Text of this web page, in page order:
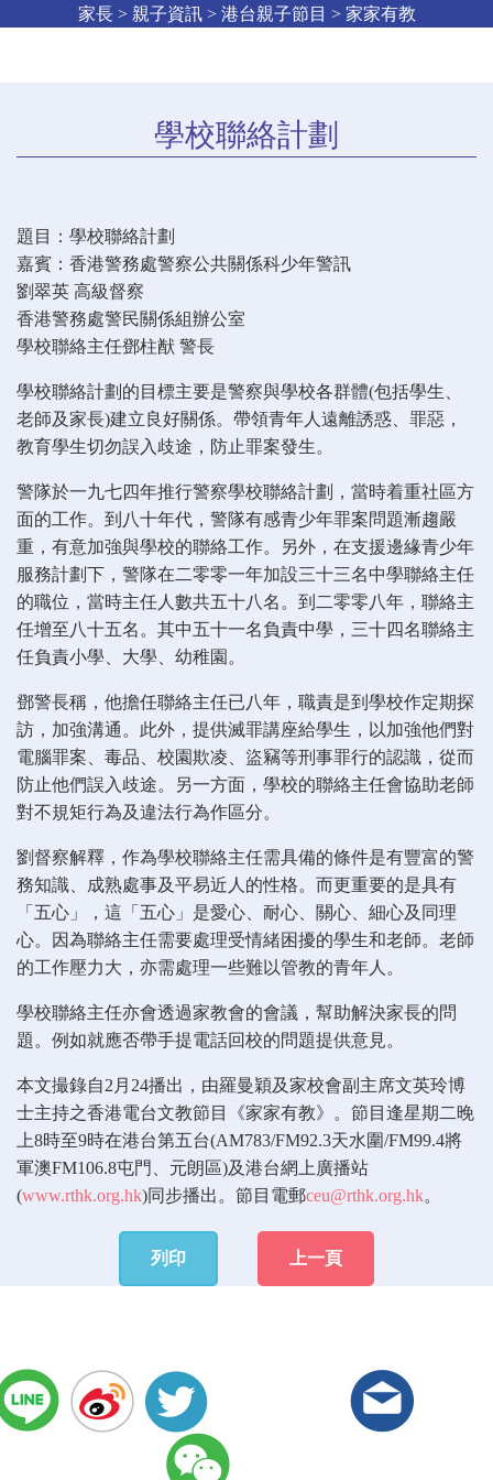
家長 > 親子資訊 > 港台親子節目 > 家家有教
學校聯絡計劃
題目：學校聯絡計劃
嘉賓：香港警務處警察公共關係科少年警訊
劉翠英 高級督察
香港警務處警民關係組辦公室
學校聯絡主任鄧柱猷 警長
學校聯絡計劃的目標主要是警察與學校各群體(包括學生、
老師及家長)建立良好關係。帶領青年人遠離誘惑、罪惡，
教育學生切勿誤入歧途，防止罪案發生。
警隊於一九七四年推行警察學校聯絡計劃，當時着重社區方
面的工作。到八十年代，警隊有感青少年罪案問題漸趨嚴
重，有意加強與學校的聯絡工作。另外，在支援邊緣青少年
服務計劃下，警隊在二零零一年加設三十三名中學聯絡主任
的職位，當時主任人數共五十八名。到二零零八年，聯絡主
任增至八十五名。其中五十一名負責中學，三十四名聯絡主
任負責小學、大學、幼稚園。
鄧警長稱，他擔任聯絡主任已八年，職責是到學校作定期探
訪，加強溝通。此外，提供滅罪講座給學生，以加強他們對
電腦罪案、毒品、校園欺凌、盜竊等刑事罪行的認識，從而
防止他們誤入歧途。另一方面，學校的聯絡主任會協助老師
對不規矩行為及違法行為作區分。
劉督察解釋，作為學校聯絡主任需具備的條件是有豐富的警
務知識、成熟處事及平易近人的性格。而更重要的是具有
「五心」，這「五心」是愛心、耐心、關心、細心及同理
心。因為聯絡主任需要處理受情緒困擾的學生和老師。老師
的工作壓力大，亦需處理一些難以管教的青年人。
學校聯絡主任亦會透過家教會的會議，幫助解決家長的問
題。例如就應否帶手提電話回校的問題提供意見。
本文撮錄自2月24播出，由羅曼穎及家校會副主席文英玲博
士主持之香港電台文教節目《家家有教》。節目逢星期二晚
上8時至9時在港台第五台(AM783/FM92.3天水圍/FM99.4將
軍澳FM106.8屯門、元朗區)及港台網上廣播站
(www.rthk.org.hk)同步播出。節目電郵ceu@rthk.org.hk。
列印 上一頁